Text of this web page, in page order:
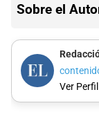
Sobre el
Ver Perfil